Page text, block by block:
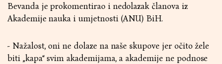
Bevanda je prokomentirao i nedolazak članova iz
Akademije nauka i umjetnosti (ANU) BiH.
- Nažalost, oni ne dolaze na naše skupove jer očito žele
biti „kapa“ svim akademijama, a akademije ne podnose